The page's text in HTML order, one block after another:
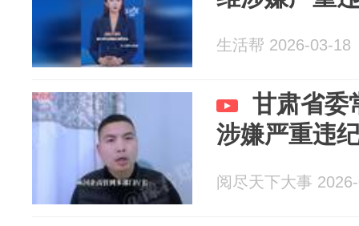
生活帮 2026-03-18
甘肃省委
涉嫌严重违
阅尽天下大事